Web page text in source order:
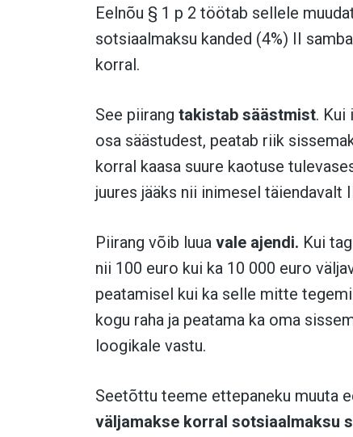
Eelnõu § 1 p 2 töötab sellele
sotsiaalmaksu kanded (4%) II
korral.
See piirang takistab säästmist. Kui
osa säästudest, peatab riik
korral kaasa suure kaotuse
juures jääks nii inimesel täiendavalt
Piirang võib luua vale ajendi. Kui
nii 100 euro kui ka 10 000 euro
peatamisel kui ka selle mitte
kogu raha ja peatama ka oma
loogikale vastu.
Seetõttu teeme ettepaneku muuta
väljamakse korral sotsiaalmaksu